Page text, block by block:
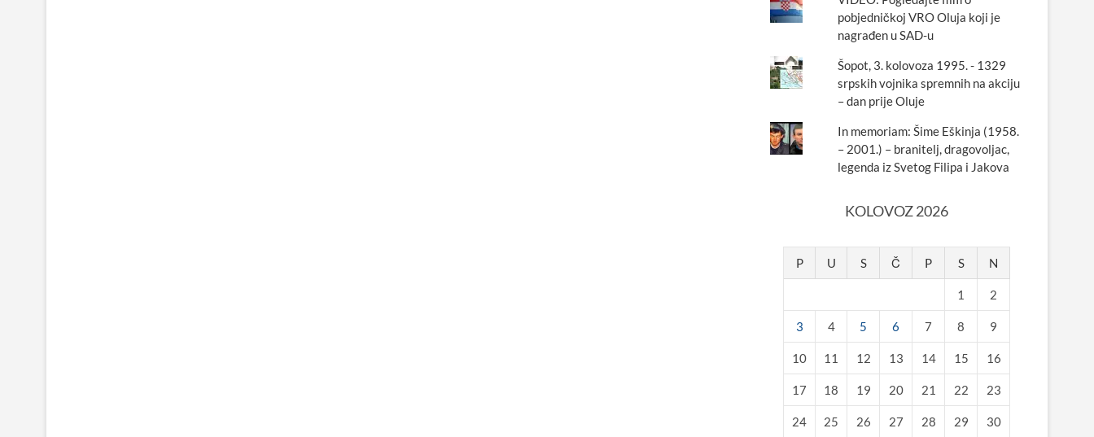
pobjedničkoj VRO Oluja koji je
nagrađen u SAD-u
Šopot, 3. kolovoza 1995. - 1329
srpskih vojnika spremnih na akciju
– dan prije Oluje
In memoriam: Šime Eškinja (1958.
– 2001.) – branitelj, dragovoljac,
legenda iz Svetog Filipa i Jakova
KOLOVOZ 2026
P U S Č P S N
1 2
3 4 5 6 7 8 9
10 11 12 13 14 15 16
17 18 19 20 21 22 23
24 25 26 27 28 29 30